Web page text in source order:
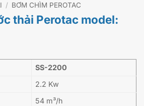
/ BƠM CHÌM PEROTAC
thải Perotac model:
SS-2200
2.2 Kw
54 m³/h